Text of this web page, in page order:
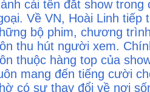
cái tên đắt show
Về VN, Hoài Linh
bộ phim, chương
thu hút người xem.
thuộc hàng top của
mang đến tiếng cười
có sự thay đổi về nơi